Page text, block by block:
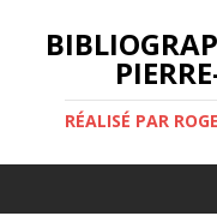
RÉALISÉ PAR